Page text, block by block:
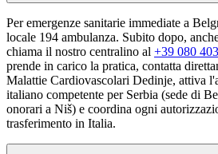
Per emergenze sanitarie immediate a
locale 194 ambulanza. Subito dopo,
chiama il nostro centralino al +39 080
prende in carico la pratica, contatta
Malattie Cardiovascolari Dedinje, attiva
italiano competente per Serbia (sede di
onorari a Niš) e coordina ogni
trasferimento in Italia.